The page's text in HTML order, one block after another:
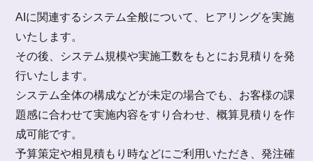
AIに関連するシステム全般について、ヒアリングを実施
いたします。
その後、システム規模や実施工数をもとにお見積りを発
行いたします。
システム全体の構成などが未定の場合でも、お客様の課
題感に合わせて実施内容をすり合わせ、概算見積りを作
成可能です。
予算策定や相見積もり時などにご利用いただき、発注確